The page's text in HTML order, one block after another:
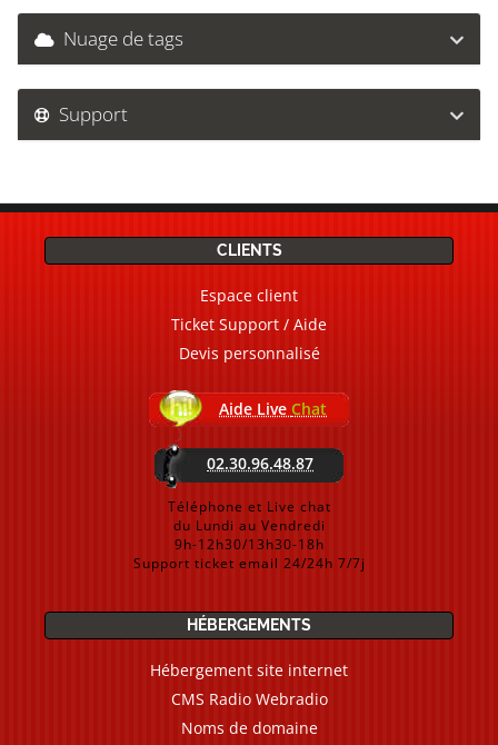
Nuage de tags
Support
CLIENTS
Espace client
Ticket Support / Aide
Devis personnalisé
Aide Live Chat
02.30.96.48.87
Téléphone et Live chat
du Lundi au Vendredi
9h-12h30/13h30-18h
Support ticket email 24/24h 7/7j
HÉBERGEMENTS
Hébergement site internet
CMS Radio Webradio
Noms de domaine